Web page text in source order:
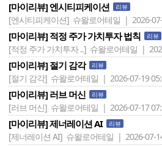
[마이리뷰] 엔시티피케이션 리뷰
[엔시티피케이션] 슈왈로어테일 | 2026-
[마이리뷰] 적정 주가 가치투자 법칙 리뷰
[적정 주가 가치투자 ..] 슈왈로어테일 |
[마이리뷰] 절기 감각 리뷰
[절기 감각] 슈왈로어테일 | 2026-07-19
[마이리뷰] 러브 머신 리뷰
[러브 머신] 슈왈로어테일 | 2026-07-17
[마이리뷰] 제너레이션 AI 리뷰
[제너레이션 AI] 슈왈로어테일 | 2026-07-